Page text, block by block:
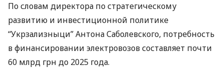
По словам директора по стратегическому
развитию и инвестиционной политике
“Укрзализныци” Антона Саболевского, потребность
в финансировании электровозов составляет почти
60 млрд грн до 2025 года.